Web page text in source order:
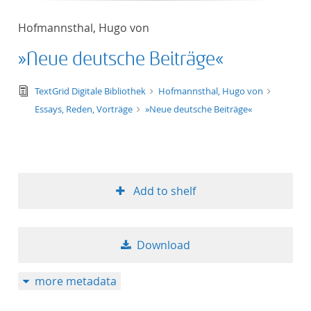
Hofmannsthal, Hugo von
»Neue deutsche Beiträge«
text/tg.edition+tg.aggregation+xml
TextGrid Digitale Bibliothek
Hofmannsthal, Hugo von
Essays, Reden, Vorträge
»Neue deutsche Beiträge«
Add to shelf
Download
more metadata